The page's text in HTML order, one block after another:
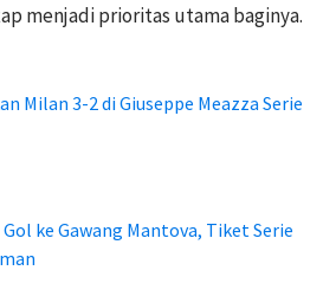
menjadi prioritas utama baginya.
Milan 3-2 di Giuseppe Meazza Serie
ke Gawang Mantova, Tiket Serie